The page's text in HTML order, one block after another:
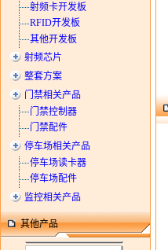
射频卡开发板
RFID开发板
其他开发板
射频芯片
整套方案
门禁相关产品
门禁控制器
门禁配件
停车场相关产品
停车场读卡器
停车场配件
监控相关产品
其他产品